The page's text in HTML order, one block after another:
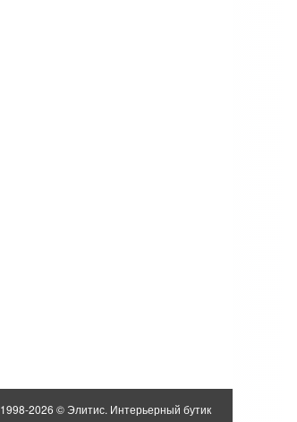
1998-2026 © Элитис. Интерьерный бутик